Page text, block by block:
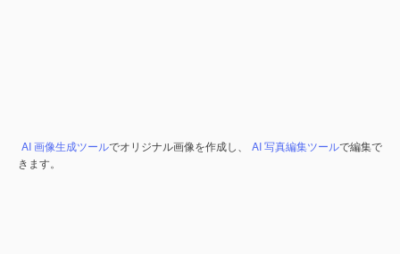
AI 画像生成ツールでオリジナル画像を作成し、 AI 写真編集ツールで編集で
きます。